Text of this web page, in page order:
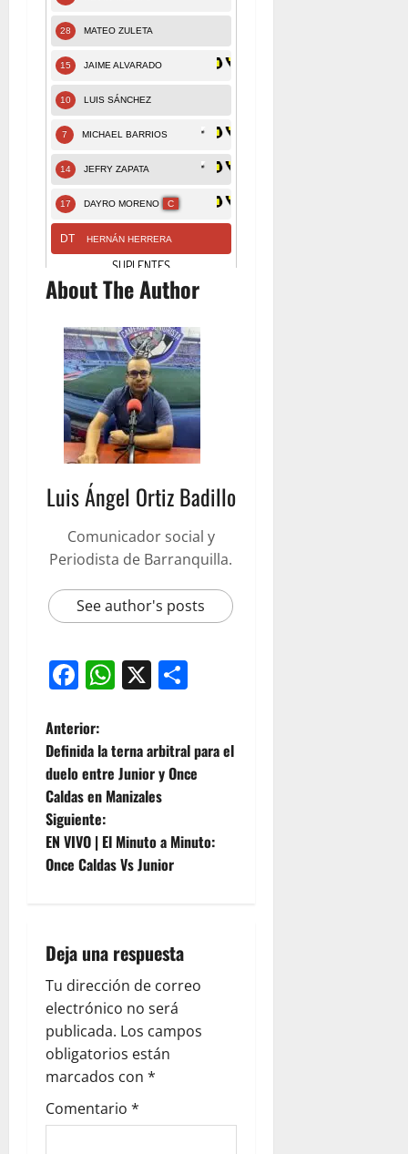
About The Author
Luis Ángel Ortiz Badillo
Comunicador social y
Periodista de Barranquilla.
See author's posts
Facebook
WhatsApp
X
Anterior:
Definida la terna arbitral para el
duelo entre Junior y Once
Caldas en Manizales
Siguiente:
EN VIVO | El Minuto a Minuto:
Once Caldas Vs Junior
Deja una respuesta
Tu dirección de correo
electrónico no será
publicada. Los campos
obligatorios están
marcados con *
Comentario *